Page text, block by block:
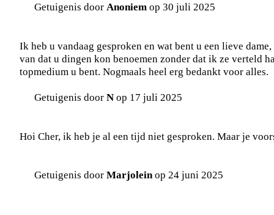
Getuigenis door Anoniem op 30 juli 2025
Ik heb u vandaag gesproken en wat bent u een lieve
van dat u dingen kon benoemen zonder dat ik ze verteld
topmedium u bent. Nogmaals heel erg bedankt voor alles.
Getuigenis door N op 17 juli 2025
Hoi Cher, ik heb je al een tijd niet gesproken. Maar je
Getuigenis door Marjoleinop 24 juni 2025